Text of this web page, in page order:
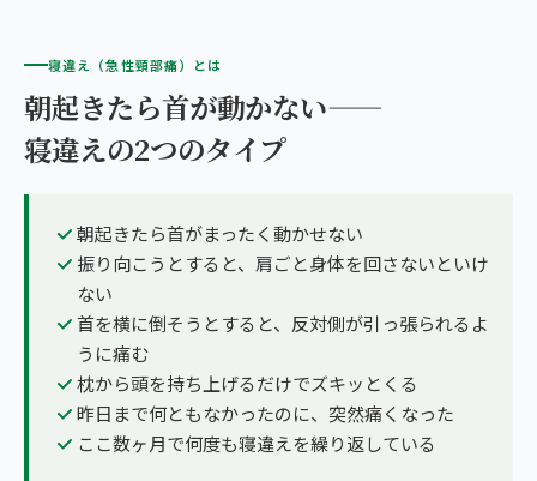
寝違え（急性頸部痛）とは
朝起きたら首が動かない——
寝違えの2つのタイプ
朝起きたら首がまったく動かせない
振り向こうとすると、肩ごと身体を回さないといけ
ない
首を横に倒そうとすると、反対側が引っ張られるよ
うに痛む
枕から頭を持ち上げるだけでズキッとくる
昨日まで何ともなかったのに、突然痛くなった
ここ数ヶ月で何度も寝違えを繰り返している